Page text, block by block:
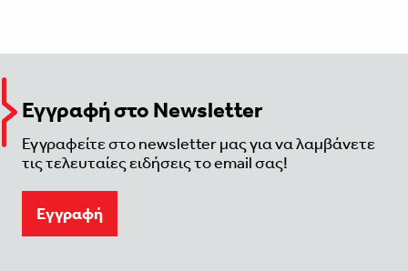
Εγγραφή στο Newsletter
Εγγραφείτε στο newsletter μας για να λαμβάνετε
τις τελευταίες ειδήσεις το email σας!
Eγγραφή